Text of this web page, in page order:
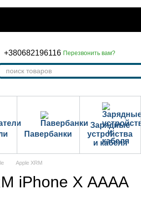
+380682196116 Перезвонить вам?
Павербанки
Зарядные
устройства
и кабеля
Apple XRM
iPhone X АААА